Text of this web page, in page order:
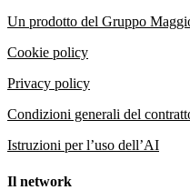
Un prodotto del Gruppo
Cookie policy
Privacy policy
Condizioni generali del
Istruzioni per l’uso dell’AI
Il network